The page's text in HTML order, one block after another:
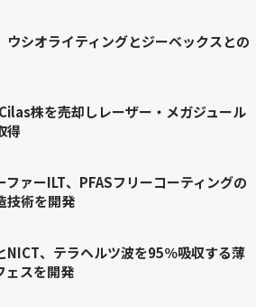
ウシオライティングとジーベックスとの
株を売却しレーザー・メガジュール
得
ファーILT、PFASフリーコーティングの
技術を開発
NICT、テラヘルツ波を95％吸収する薄
ェスを開発